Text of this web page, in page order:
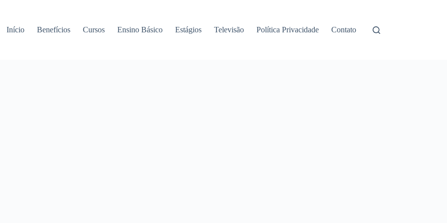
Início Benefícios Cursos Ensino Básico Estágios Televisão Política Privacidade Contato